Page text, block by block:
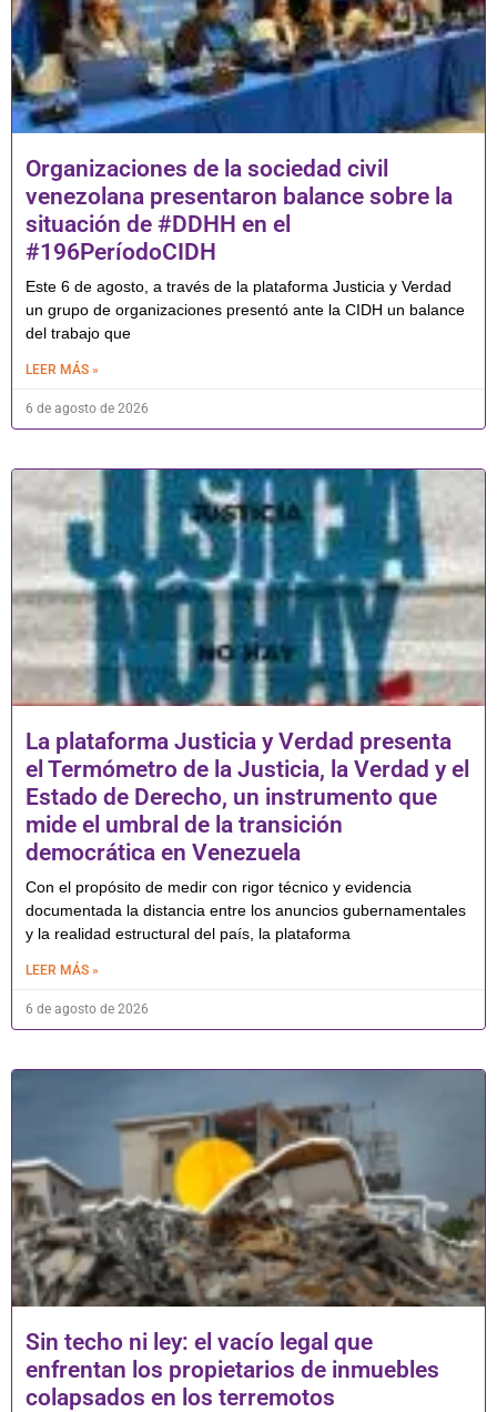
Organizaciones de la sociedad civil
venezolana presentaron balance sobre la
situación de #DDHH en el
#196PeríodoCIDH
Este 6 de agosto, a través de la plataforma Justicia y Verdad
un grupo de organizaciones presentó ante la CIDH un balance
del trabajo que
LEER MÁS »
6 de agosto de 2026
La plataforma Justicia y Verdad presenta
el Termómetro de la Justicia, la Verdad y el
Estado de Derecho, un instrumento que
mide el umbral de la transición
democrática en Venezuela
Con el propósito de medir con rigor técnico y evidencia
documentada la distancia entre los anuncios gubernamentales
y la realidad estructural del país, la plataforma
LEER MÁS »
6 de agosto de 2026
Sin techo ni ley: el vacío legal que
enfrentan los propietarios de inmuebles
colapsados en los terremotos